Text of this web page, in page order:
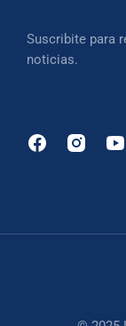
Suscribite para
noticias.